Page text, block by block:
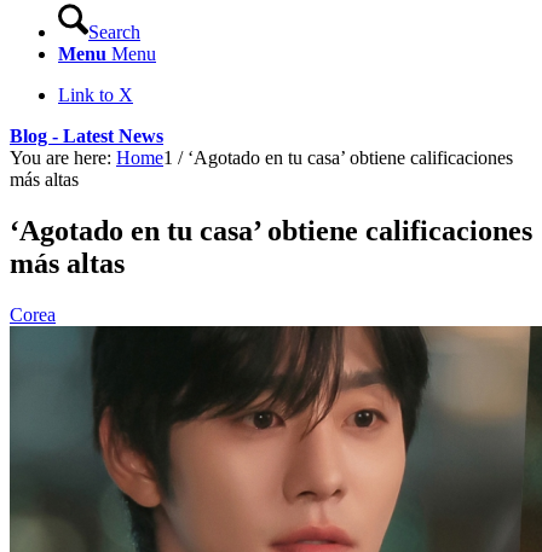
Search
Menu Menu
Link to X
Blog - Latest News
You are here: Home1 / ‘Agotado en tu casa’ obtiene calificaciones
más altas
‘Agotado en tu casa’ obtiene calificaciones
más altas
Corea